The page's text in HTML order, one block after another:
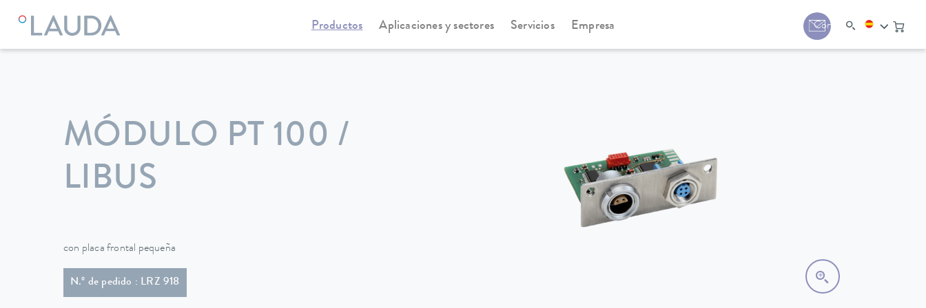
Productos Aplicaciones y sectores Servicios Empresa Contacto
LAUDA Equipos de termorregulación
MÓDULO PT 100 /
LIBUS
con placa frontal pequeña
N.º de pedido : LRZ 918